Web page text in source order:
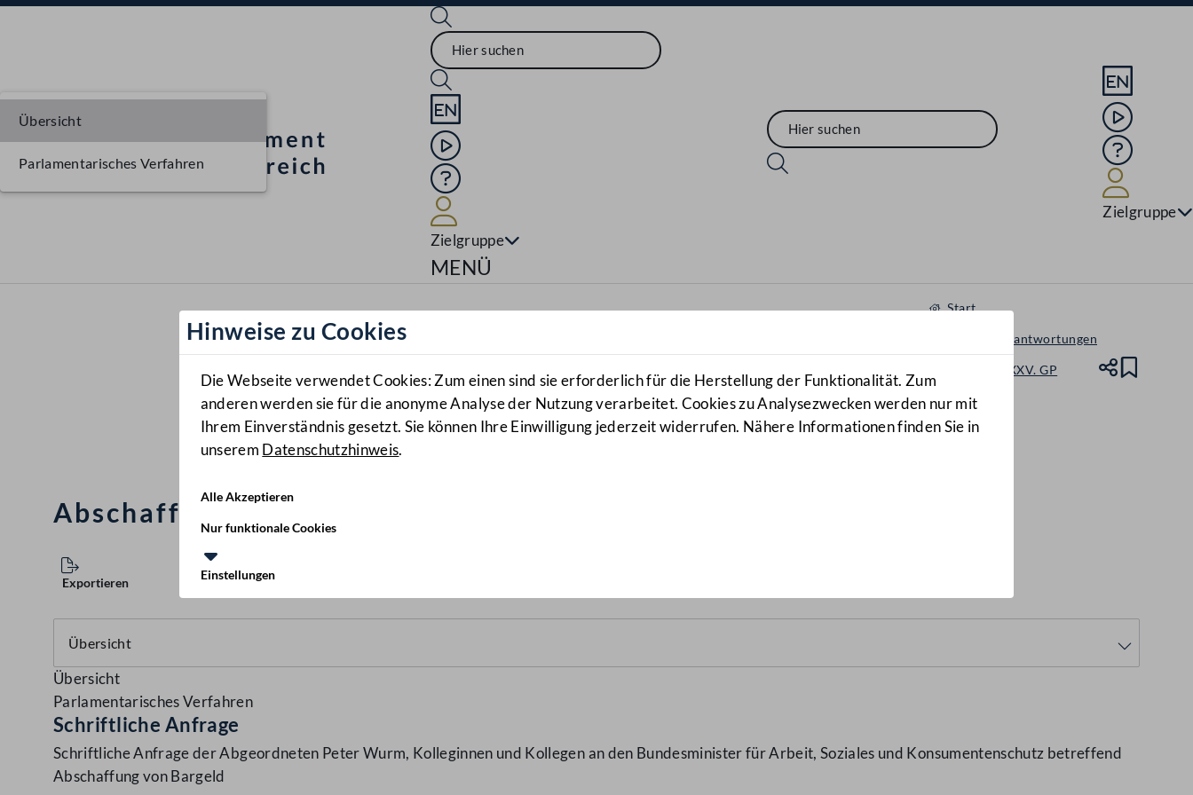
Sprache English
Mediathek
Hilfe
Zielgruppe
Navigationsmenü öffnen
MENÜ
Sprache
Mediathek
Hilfe
Zielgruppe
Hinweise zu Cookies
Die Webseite verwendet Cookies: Zum einen sind sie erforderlich für die Herstellung der Funktionalität. Zum
anderen werden sie für die anonyme Analyse der Nutzung verarbeitet. Cookies zu Analysezwecken werden nur mit
Ihrem Einverständnis gesetzt. Sie können Ihre Einwilligung jederzeit widerrufen. Nähere Informationen finden Sie in
unserem Datenschutzhinweis.
Alle Akzeptieren
Nur funktionale Cookies
Einstellungen
Start
Anfragen & Beantwortungen
Nationalrat - XXV. GP
Anfragen
5007/J
Abschaffung von Bargeld
Exportieren
Übersicht
Parlamentarisches Verfahren
Übersicht
Parlamentarisches Verfahren
Schriftliche Anfrage
Schriftliche Anfrage der Abgeordneten Peter Wurm, Kolleginnen und Kollegen an den Bundesminister für Arbeit, Soziales und Konsumentenschutz betreffend
Abschaffung von Bargeld